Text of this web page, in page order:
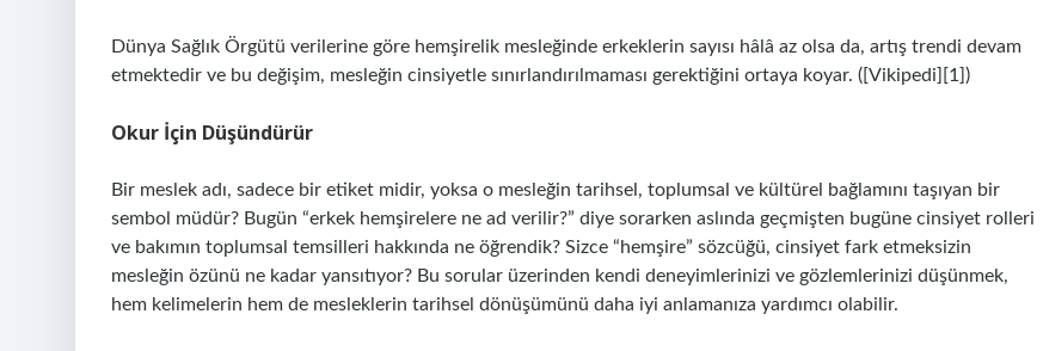
Dünya Sağlık Örgütü verilerine göre hemşirelik mesleğinde erkeklerin sayısı hâlâ az olsa da, artış trendi devam
etmektedir ve bu değişim, mesleğin cinsiyetle sınırlandırılmaması gerektiğini ortaya koyar. ([Vikipedi][1])
Okur İçin Düşündürür
Bir meslek adı, sadece bir etiket midir, yoksa o mesleğin tarihsel, toplumsal ve kültürel bağlamını taşıyan bir
sembol müdür? Bugün “erkek hemşirelere ne ad verilir?” diye sorarken aslında geçmişten bugüne cinsiyet rolleri
ve bakımın toplumsal temsilleri hakkında ne öğrendik? Sizce “hemşire” sözcüğü, cinsiyet fark etmeksizin
mesleğin özünü ne kadar yansıtıyor? Bu sorular üzerinden kendi deneyimlerinizi ve gözlemlerinizi düşünmek,
hem kelimelerin hem de mesleklerin tarihsel dönüşümünü daha iyi anlamanıza yardımcı olabilir.